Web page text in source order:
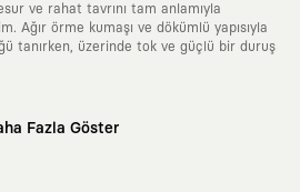
ve rahat tavrını tam anlamıyla
Ağır örme kumaşı ve dökümlü yapısıyla
tanırken, üzerinde tok ve güçlü bir duruş
Fazla Göster